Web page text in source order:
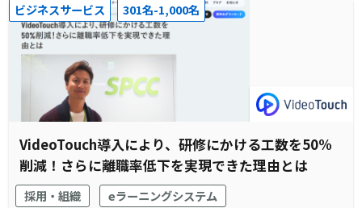
ビジネスサービス 301名-1,000名
VideoTouch導入により、研修にかける工数を50%
削減！さらに離職率低下を実現できた理由とは
採用・組織 eラーニングシステム